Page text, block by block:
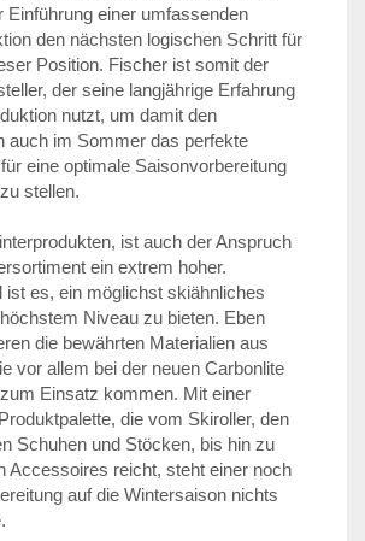
Einführung einer umfassenden
den nächsten logischen Schritt für
Position. Fischer ist somit der
der seine langjährige Erfahrung
nutzt, um damit den
auch im Sommer das perfekte
eine optimale Saisonvorbereitung
stellen.
ist auch der Anspruch
ein extrem hoher.
ist es, ein möglichst skiähnliches
Niveau zu bieten. Eben
die bewährten Materialien aus
vor allem bei der neuen Carbonlite
Einsatz kommen. Mit einer
die vom Skiroller, den
Schuhen und Stöcken, bis hin zu
Accessoires reicht, steht einer noch
auf die Wintersaison nichts